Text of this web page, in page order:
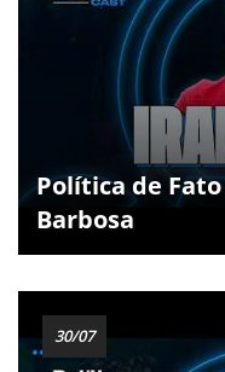
Política de Fato
Barbosa
30/07